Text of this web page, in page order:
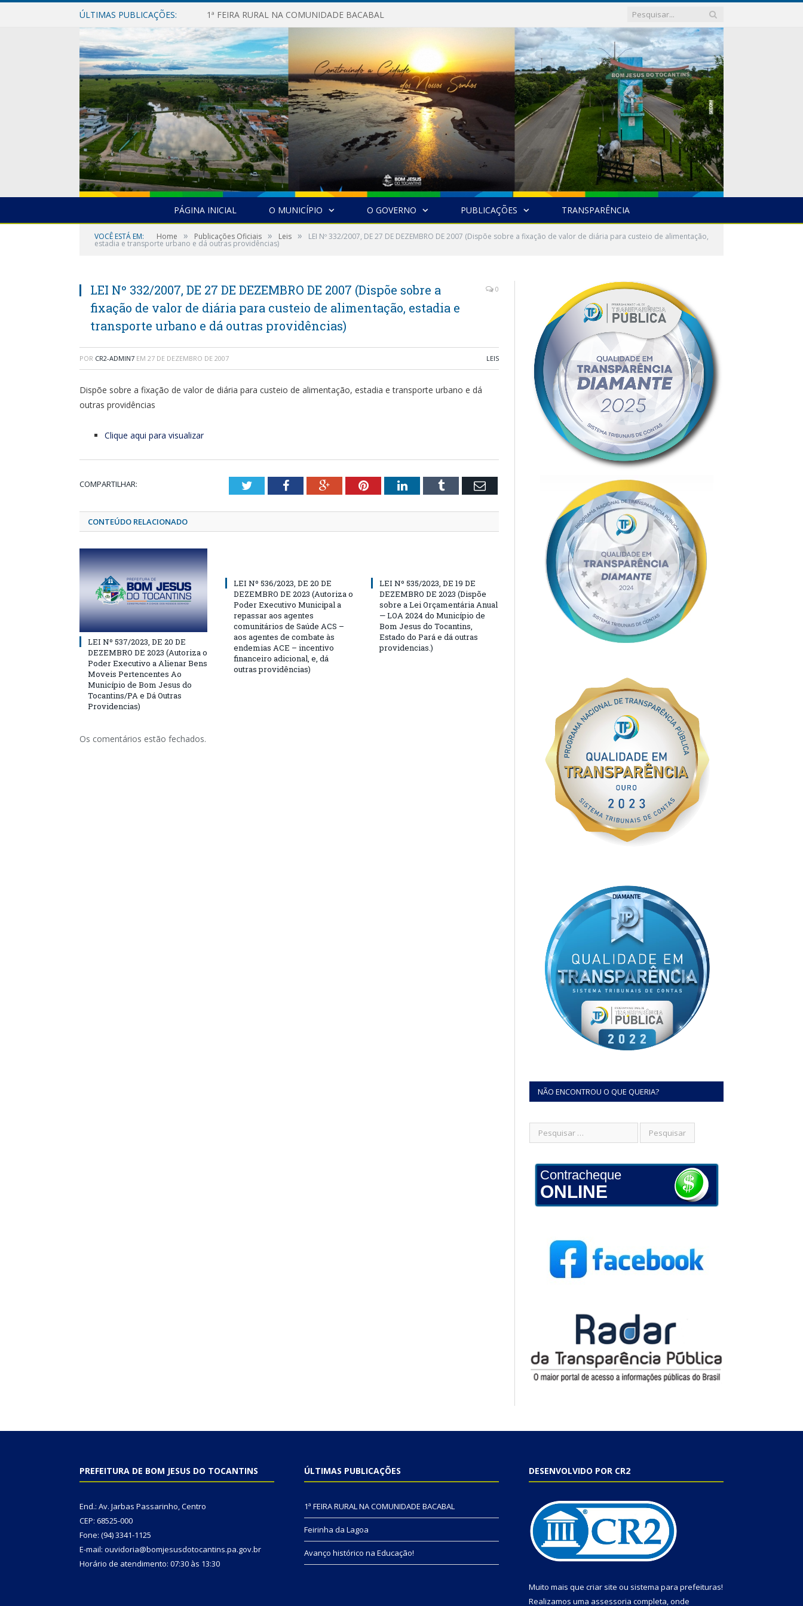
ÚLTIMAS PUBLICAÇÕES: 1ª FEIRA RURAL NA COMUNIDADE BACABAL
PÁGINA INICIAL O MUNICÍPIO O GOVERNO PUBLICAÇÕES TRANSPARÊNCIA
VOCÊ ESTÁ EM: Home » Publicações Oficiais » Leis » LEI Nº 332/2007, DE 27 DE DEZEMBRO DE 2007 (Dispõe sobre a fixação de valor de diária para custeio de alimentação,
estadia e transporte urbano e dá outras providências)
LEI Nº 332/2007, DE 27 DE DEZEMBRO DE 2007 (Dispõe sobre a
fixação de valor de diária para custeio de alimentação, estadia e
transporte urbano e dá outras providências)
0
POR CR2-ADMIN7 EM 27 DE DEZEMBRO DE 2007 LEIS
Dispõe sobre a fixação de valor de diária para custeio de alimentação, estadia e transporte urbano e dá
outras providências
Clique aqui para visualizar
COMPARTILHAR: TwitterFacebookGoogle+PinterestLinkedInTumblr Email
CONTEÚDO RELACIONADO
LEI Nº 537/2023, DE 20 DE
DEZEMBRO DE 2023 (Autoriza o
Poder Executivo a Alienar Bens
Moveis Pertencentes Ao
Município de Bom Jesus do
Tocantins/PA e Dá Outras
Providencias)
LEI Nº 536/2023, DE 20 DE
DEZEMBRO DE 2023 (Autoriza o
Poder Executivo Municipal a
repassar aos agentes
comunitários de Saúde ACS –
aos agentes de combate às
endemias ACE – incentivo
financeiro adicional, e, dá
outras providências)
LEI Nº 535/2023, DE 19 DE
DEZEMBRO DE 2023 (Dispõe
sobre a Lei Orçamentária Anual
— LOA 2024 do Município de
Bom Jesus do Tocantins,
Estado do Pará e dá outras
providencias.)
Os comentários estão fechados.
NÃO ENCONTROU O QUE QUERIA?
Contracheque
ONLINE
PREFEITURA DE BOM JESUS DO TOCANTINS
End.: Av. Jarbas Passarinho, Centro
CEP: 68525-000
Fone: (94) 3341-1125
E-mail: ouvidoria@bomjesusdotocantins.pa.gov.br
Horário de atendimento: 07:30 às 13:30
ÚLTIMAS PUBLICAÇÕES
1ª FEIRA RURAL NA COMUNIDADE BACABAL
Feirinha da Lagoa
Avanço histórico na Educação!
DESENVOLVIDO POR CR2
Muito mais que criar site ou sistema para prefeituras!
Realizamos uma assessoria completa, onde